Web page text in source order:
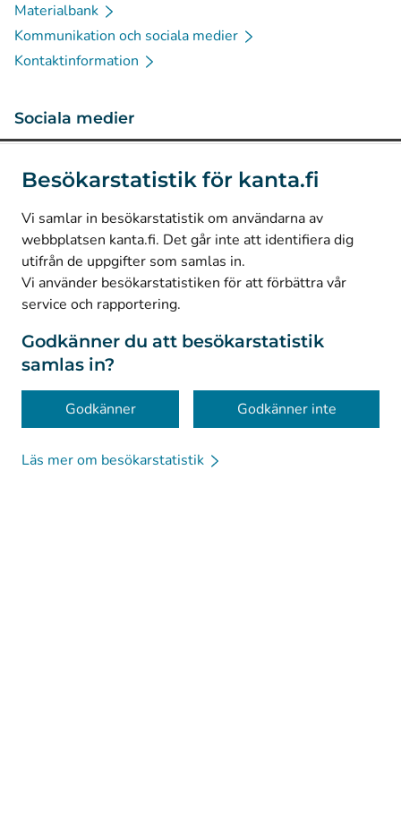
Besökarstatistik för kanta.fi
Vi samlar in besökarstatistik om användarna av
webbplatsen kanta.fi. Det går inte att identifiera dig
utifrån de uppgifter som samlas in.
Vi använder besökarstatistiken för att förbättra vår
service och rapportering.
Godkänner du att besökarstatistik
samlas in?
Godkänner Godkänner inte
Läs mer om besökarstatistik
Materialbank
Kommunikation och sociala medier
Kontaktinformation
Sociala medier
LinkedIn(Avautuu uuteen välilehteen)
Facebook
Avautuu uuteen välilehteen)
© Kanta-Palvelut, Kansaneläkelaitos
Dataskydd
Om webbplatsen
Tillgänglighet
Kakor